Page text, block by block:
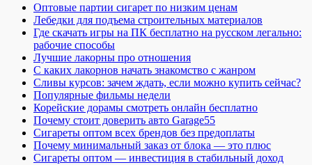
Оптовые партии сигарет по низким ценам
Лебедки для подъема строительных материалов
Где скачать игры на ПК бесплатно на русском легально:
рабочие способы
Лучшие лакорны про отношения
С каких лакорнов начать знакомство с жанром
Сливы курсов: зачем ждать, если можно купить сейчас?
Популярные фильмы недели
Корейские дорамы смотреть онлайн бесплатно
Почему стоит доверить авто Garage55
Сигареты оптом всех брендов без предоплаты
Почему минимальный заказ от блока — это плюс
Сигареты оптом — инвестиция в стабильный доход